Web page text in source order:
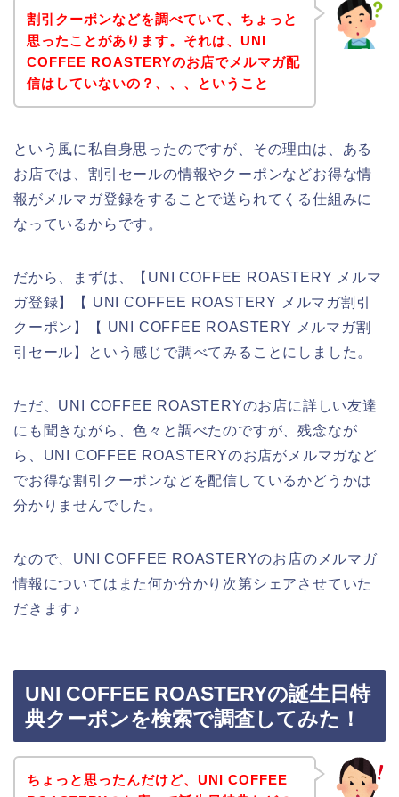
割引クーポンなどを調べていて、ちょっと
思ったことがあります。それは、UNI
COFFEE ROASTERYのお店でメルマガ配
信はしていないの？、、、ということ
という風に私自身思ったのですが、その理由は、ある
お店では、割引セールの情報やクーポンなどお得な情
報がメルマガ登録をすることで送られてくる仕組みに
なっているからです。
だから、まずは、【UNI COFFEE ROASTERY メルマ
ガ登録】【 UNI COFFEE ROASTERY メルマガ割引
クーポン】【 UNI COFFEE ROASTERY メルマガ割
引セール】という感じで調べてみることにしました。
ただ、UNI COFFEE ROASTERYのお店に詳しい友達
にも聞きながら、色々と調べたのですが、残念なが
ら、UNI COFFEE ROASTERYのお店がメルマガなど
でお得な割引クーポンなどを配信しているかどうかは
分かりませんでした。
なので、UNI COFFEE ROASTERYのお店のメルマガ
情報についてはまた何か分かり次第シェアさせていた
だきます♪
UNI COFFEE ROASTERYの誕生日特
典クーポンを検索で調査してみた！
ちょっと思ったんだけど、UNI COFFEE